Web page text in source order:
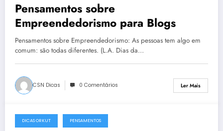
Pensamentos sobre
Empreendedorismo para Blogs
Pensamentos sobre Empreendedorismo: As pessoas tem algo em
comum: são todas diferentes. (L.A. Dias da…
CSN Dicas 0 Comentários Ler Mais
12 de Outubro, 2005
DICAS ORKUT PENSAMENTOS